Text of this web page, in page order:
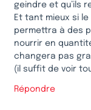
geindre et qu’ils
Et tant mieux si
permettra à des
nourrir en
changera pas
(il suffit de voir
Répondre